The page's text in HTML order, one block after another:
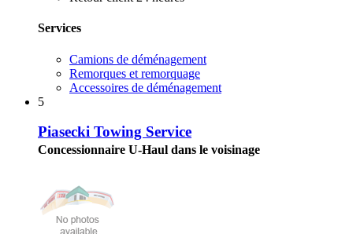
Services
Camions de déménagement
Remorques et remorquage
Accessoires de déménagement
5
Piasecki Towing Service
Concessionnaire U-Haul dans le voisinage